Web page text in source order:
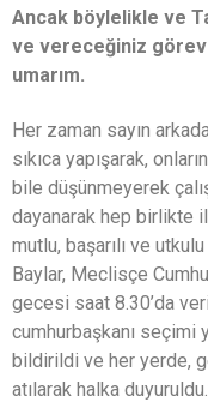
Ancak böylelikle ve
ve vereceğiniz
umarım.
Her zaman sayın
sıkıca yapışarak,
bile düşünmeyerek
dayanarak hep birlikte
mutlu, başarılı ve utkulu
Baylar, Meclisçe
gecesi saat 8.30’da
cumhurbaşkanı seçimi
bildirildi ve her yerde,
atılarak halka